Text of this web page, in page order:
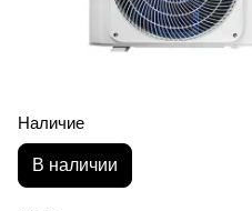
Наличие
В наличии